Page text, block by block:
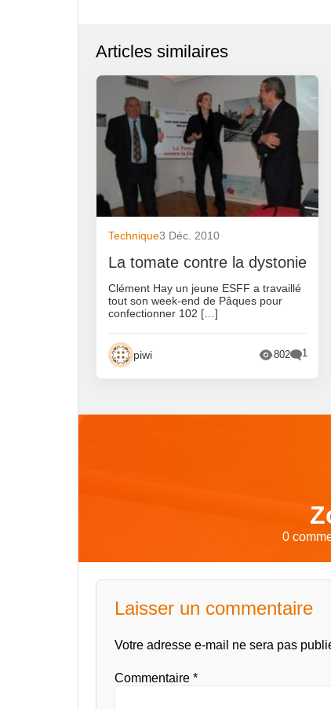
Articles similaires
Technique3 Déc. 2010
La tomate contre la dystonie
Clément Hay un jeune ESFF a travaillé
tout son week-end de Pâques pour
confectionner 102 […]
piwi 802 1
0
Laisser un commentaire
Votre adresse e-mail ne sera pas
Commentaire *